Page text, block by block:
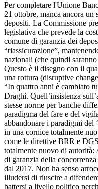
Per completare l'Unione
21 ottobre, manca ancora un
depositi. La Commissione
legislativa che prevede la
comune di garanzia dei
“riassicurazione”,
nazionali (che quindi
Questo è il disegno con il
una rottura (disruptive
“In quattro anni è cambiato
Draghi. Quell’insistenza
stesse norme per banche
paradigma del fare e del
abbandonare i paradigmi del
in una cornice totalmente
come le direttive BRR e
totalmente nuovo di
di garanzia della
dal 2017. Non ha senso
illudersi di riuscire a
battersi a livello politico